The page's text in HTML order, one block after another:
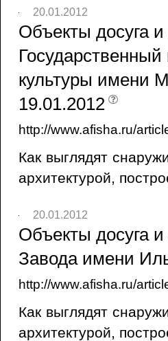
20.01.2012
Объекты досуга
культуры имени
19.01.2012
http://www.afisha.ru/
Как выглядят
архитектурой,
20.01.2012
Объекты досуга
Завода имени
http://www.afisha.ru/
Как выглядят
архитектурой,